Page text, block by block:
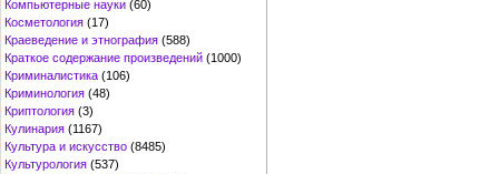
Компьютерные науки (60)
Косметология (17)
Краеведение и этнография (588)
Краткое содержание произведений (1000)
Криминалистика (106)
Криминология (48)
Криптология (3)
Кулинария (1167)
Культура и искусство (8485)
Культурология (537)